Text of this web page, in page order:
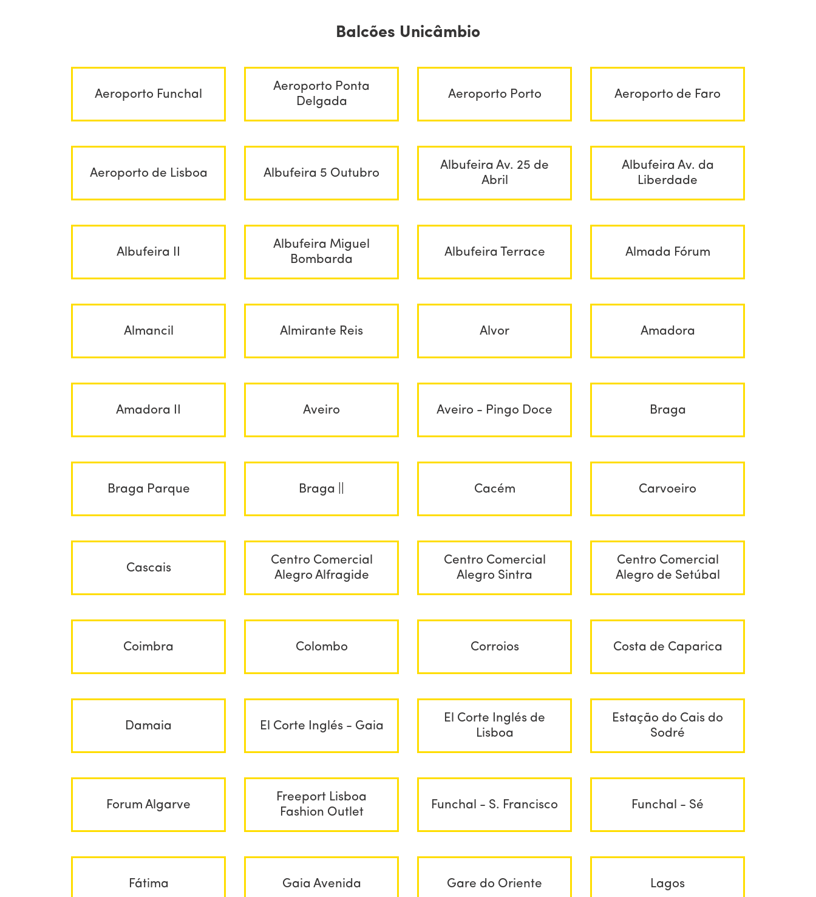
Balcões Unicâmbio
Aeroporto Funchal
Aeroporto Ponta
Delgada
Aeroporto Porto Aeroporto de Faro
Aeroporto de Lisboa Albufeira 5 Outubro
Albufeira Av. 25 de
Abril
Albufeira Av. da
Liberdade
Albufeira II
Albufeira Miguel
Bombarda
Albufeira Terrace Almada Fórum
Almancil Almirante Reis Alvor Amadora
Amadora II Aveiro Aveiro - Pingo Doce Braga
Braga Parque Braga || Cacém Carvoeiro
Cascais
Centro Comercial
Alegro Alfragide
Centro Comercial
Alegro Sintra
Centro Comercial
Alegro de Setúbal
Coimbra Colombo Corroios Costa de Caparica
Damaia El Corte Inglés - Gaia
El Corte Inglés de
Lisboa
Estação do Cais do
Sodré
Forum Algarve
Freeport Lisboa
Fashion Outlet
Funchal - S. Francisco Funchal - Sé
Fátima Gaia Avenida Gare do Oriente Lagos